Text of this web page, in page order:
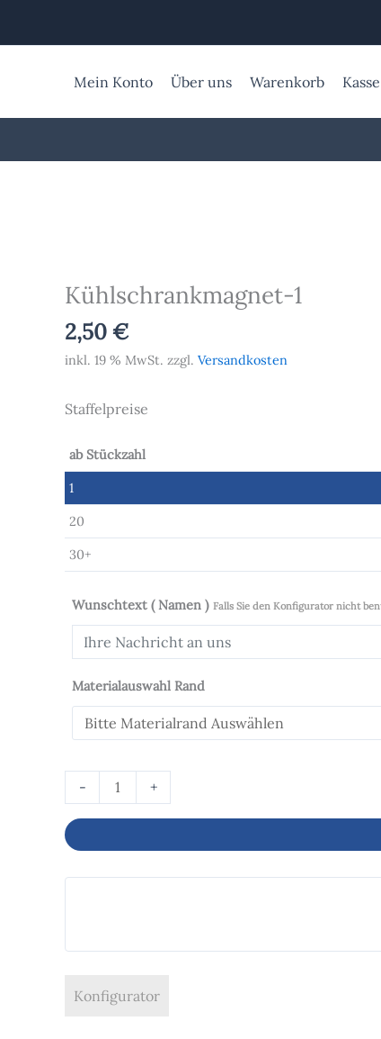
Mein Konto Über uns Warenkorb Kasse
Kühlschrankmagnet-1
2,50€
inkl. 19 % MwSt. zzgl. Versandkosten
Staffelpreise
ab Stückzahl
1
20
30+
Wunschtext ( Namen ) Falls Sie den Konfigurator nicht
Materialauswahl Rand
- +
Konfigurator